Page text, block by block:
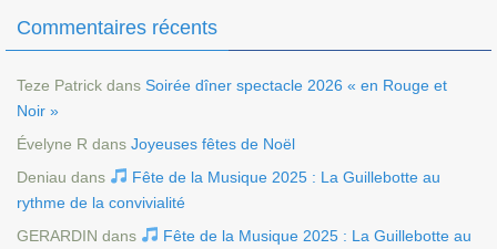
Commentaires récents
Teze Patrick dans Soirée dîner spectacle 2026 « en Rouge et
Noir »
Évelyne R dans Joyeuses fêtes de Noël
Deniau dans
Fête de la Musique 2025 : La Guillebotte au
rythme de la convivialité
GERARDIN dans
Fête de la Musique 2025 : La Guillebotte au